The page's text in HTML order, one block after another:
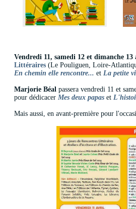
Vendredi 11, samedi 12 et dimanche
Littéraires (Le Pouliguen, Loire-
En chemin elle rencontre... et La petite
Marjorie Béal passera vendredi 11 et
pour dédicacer Mes deux papas et
Mais aussi, en avant-première pour